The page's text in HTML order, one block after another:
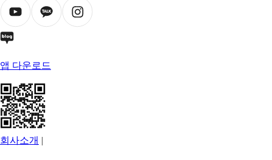
앱 다운로드
회사소개 |